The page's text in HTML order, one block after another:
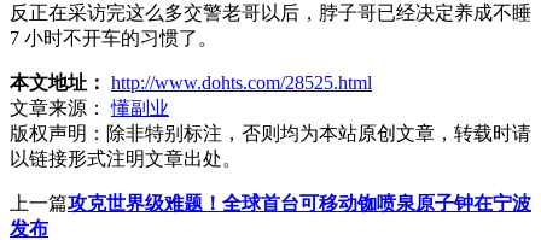
反正在采访完这么多交警老哥以后，脖子哥已经决定养成不睡
7 小时不开车的习惯了。
本文地址： http://www.dohts.com/28525.html
文章来源：
懂副业
版权声明： 除非特别标注，否则均为本站原创文章，转载时请
以链接形式注明文章出处。
上一篇攻克世界级难题！全球首台可移动铷喷泉原子钟在宁波
发布